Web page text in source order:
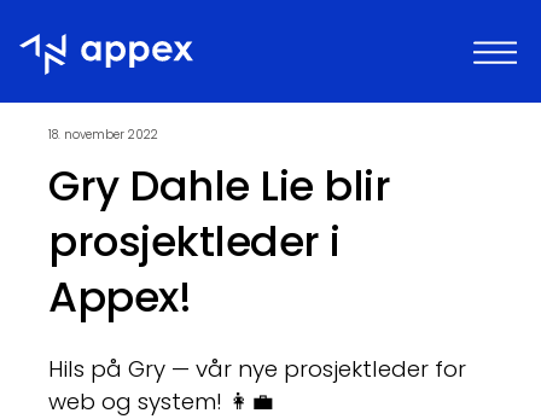
Appex
18. november 2022
Gry Dahle Lie blir
prosjektleder i
Appex!
Hils på Gry — vår nye prosjektleder for
web og system! 👩‍💼